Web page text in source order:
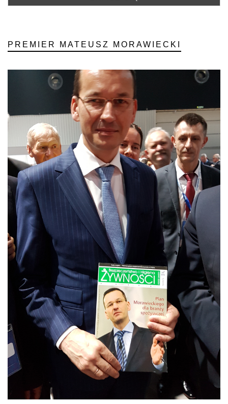
PREMIER MATEUSZ MORAWIECKI